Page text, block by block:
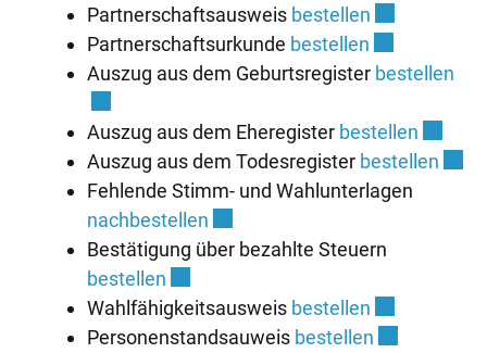
Partnerschaftsausweis bestellen
Partnerschaftsurkunde bestellen
Auszug aus dem Geburtsregister bestellen
Auszug aus dem Eheregister bestellen
Auszug aus dem Todesregister bestellen
Fehlende Stimm- und Wahlunterlagen
nachbestellen
Bestätigung über bezahlte Steuern
bestellen
Wahlfähigkeitsausweis bestellen
Personenstandsauweis bestellen